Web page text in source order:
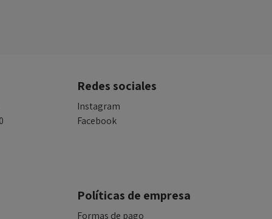
Redes sociales
Instagram
Facebook
Políticas de empresa
Formas de pago